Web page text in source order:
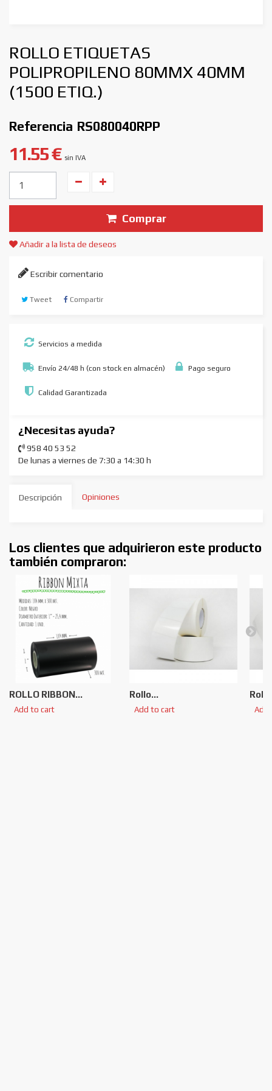
ROLLO ETIQUETAS
POLIPROPILENO 80MMX 40MM
(1500 ETIQ.)
Referencia RS080040RPP
11.55 € sin IVA
Comprar
Añadir a la lista de deseos
Escribir comentario
Tweet Compartir
Servicios a medida
Envío 24/48 h (con stock en almacén) Pago seguro
Calidad Garantizada
¿Necesitas ayuda?
958 40 53 52
De lunas a viernes de 7:30 a 14:30 h
Descripción Opiniones
Los clientes que adquirieron este producto
también compraron:
ROLLO RIBBON...
Add to cart
Rollo...
Add to cart Add